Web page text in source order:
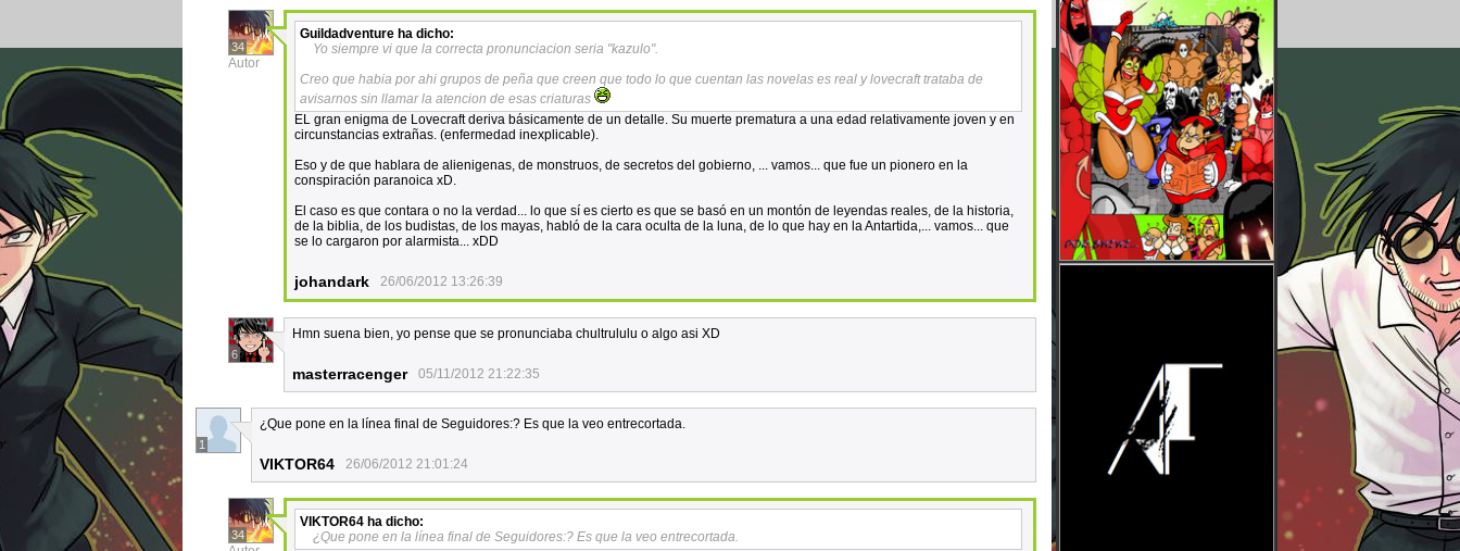
34
Autor
Guildadventure ha dicho:
Yo siempre vi que la correcta pronunciacion seria "kazulo".
Creo que habia por ahi grupos de peña que creen que todo lo que cuentan las novelas es real y lovecraft trataba de
avisarnos sin llamar la atencion de esas criaturas
EL gran enigma de Lovecraft deriva básicamente de un detalle. Su muerte prematura a una edad relativamente joven y en
circunstancias extrañas. (enfermedad inexplicable).
Eso y de que hablara de alienigenas, de monstruos, de secretos del gobierno, ... vamos... que fue un pionero en la
conspiración paranoica xD.
El caso es que contara o no la verdad... lo que sí es cierto es que se basó en un montón de leyendas reales, de la historia,
de la biblia, de los budistas, de los mayas, habló de la cara oculta de la luna, de lo que hay en la Antartida,... vamos... que
se lo cargaron por alarmista... xDD
johandark 26/06/2012 13:26:39
6
Hmn suena bien, yo pense que se pronunciaba chultrululu o algo asi XD
masterracenger 05/11/2012 21:22:35
1
¿Que pone en la línea final de Seguidores:? Es que la veo entrecortada.
VIKTOR64 26/06/2012 21:01:24
34
VIKTOR64 ha dicho:
¿Que pone en la línea final de Seguidores:? Es que la veo entrecortada.